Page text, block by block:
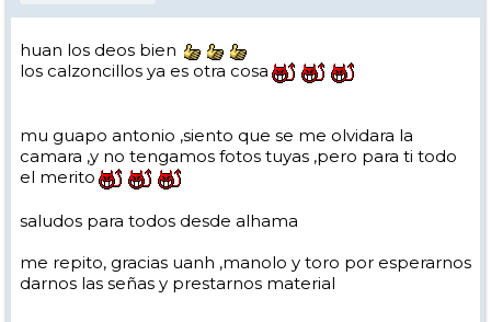
huan los deos bien
los calzoncillos ya es otra cosa
mu guapo antonio ,siento que se me olvidara la
camara ,y no tengamos fotos tuyas ,pero para ti todo
el merito
saludos para todos desde alhama
me repito, gracias uanh ,manolo y toro por esperarnos
darnos las señas y prestarnos material